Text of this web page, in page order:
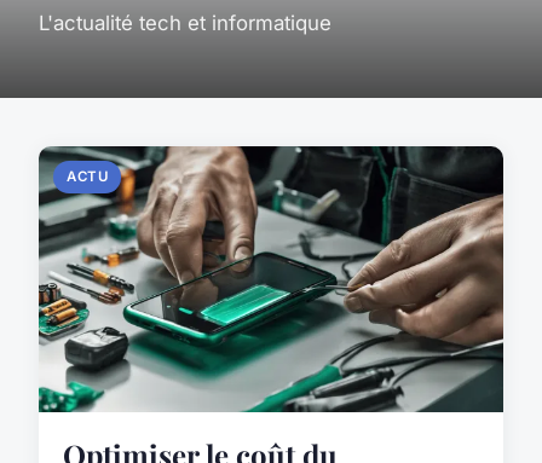
L'actualité tech et informatique
ACTU
Optimiser le coût du